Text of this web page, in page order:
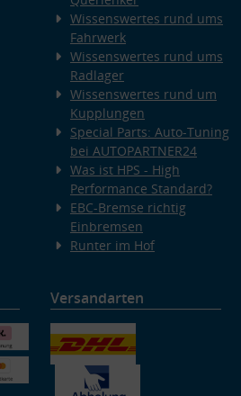
Wissenswertes rund ums
Fahrwerk
Wissenswertes rund ums
Radlager
Wissenswertes rund um
Kupplungen
Special Parts: Auto-Tuning
bei AUTOPARTNER24
Was ist HPS - High
Performance Standard?
EBC-Bremse richtig
Einbremsen
Runter im Hof
Versandarten